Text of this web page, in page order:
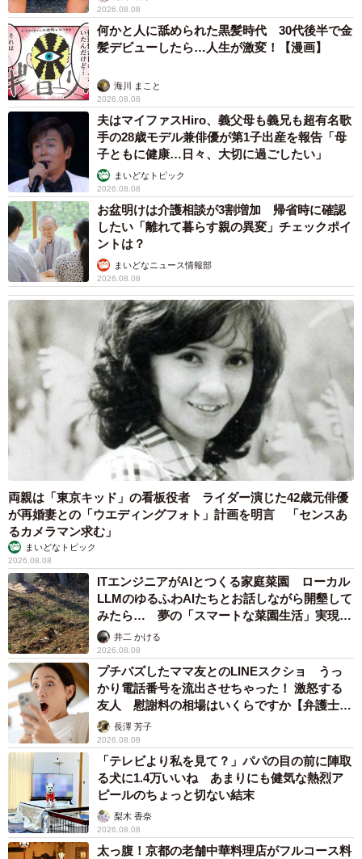
2026.08.08
何かと人に舐められた黒髪時代 30代後半で金
髪デビューしたら…人生が激変！【漫画】
海川 まこと
2026.08.08
夫はマイファスHiro、義父母も義兄も超有名歌
手の28歳モデル兼俳優が第1子出産を報告「母
子ともに健康…日々、大切に過ごしたい」
まいどなトピック
2026.08.08
お盆明けは介護相談が3割増加 帰省時に確認
したい「離れて暮らす親の異変」チェックポイ
ントは？
まいどなニュース情報部
2026.08.08
両親は「東京キッド」の看板役者 ライダー演じた42歳元俳優
が再婚妻との「ウエディングフォト」計画を明言 「センスあ
るカメラマン求む」
まいどなトピック
2026.08.08
ITエンジニアがAIとつくる家庭菜園 ローカル
LLMのゆるふわAIたちとお話しながら開墾して
みたら… 夢の「スマートな菜園生活」実現な
るか井二 かける
2026.08.08
プチバズしたママ友とのLINEスクショ うっ
かり電話番号を流出させちゃった！ 激怒する
友人 慰謝料の相場はいくらですか【弁護士が
解説】長澤 芳子
2026.08.08
「テレビより私を見て？」パパの目の前に陣取
る犬に1.4万いいね あまりにも健気な熱烈ア
ピールのちょっと切ない結末
梨木 香奈
2026.08.08
太っ腹！京都の老舗中華料理店がフルコース料